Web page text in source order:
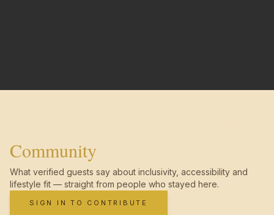
Community
What verified guests say about inclusivity, accessibility and
lifestyle fit — straight from people who stayed here.
SIGN IN TO CONTRIBUTE